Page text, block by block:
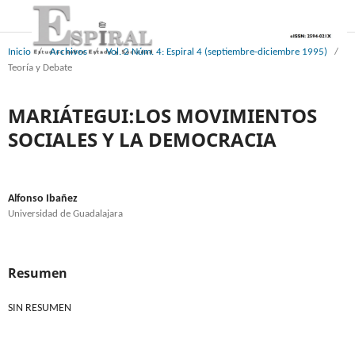
Inicio / Archivos / Vol. 2 Núm. 4: Espiral 4 (septiembre-diciembre 1995)
/
Teoría y Debate
MARIÁTEGUI:LOS MOVIMIENTOS
SOCIALES Y LA DEMOCRACIA
Alfonso Ibañez
Universidad de Guadalajara
Resumen
SIN RESUMEN